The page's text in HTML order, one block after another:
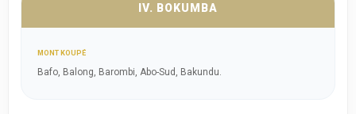
IV. BOKUMBA
MONT KOUPÉ
Bafo, Balong, Barombi, Abo-Sud, Bakundu.